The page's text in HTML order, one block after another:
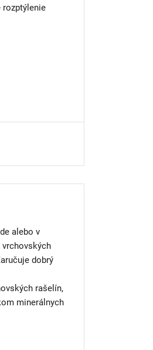
rozptýlenie
úchyt na
alebo v
vrchovských
dobrý
rašelín,
minerálnych